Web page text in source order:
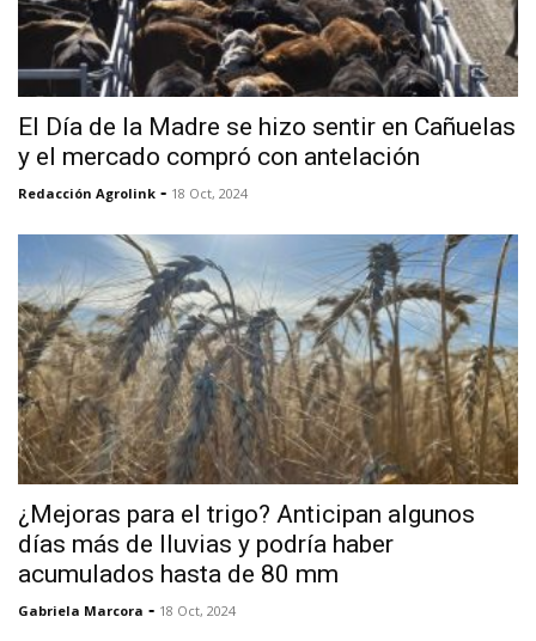
El Día de la Madre se hizo sentir en Cañuelas
y el mercado compró con antelación
Redacción Agrolink - 18 Oct, 2024
¿Mejoras para el trigo? Anticipan algunos
días más de lluvias y podría haber
acumulados hasta de 80 mm
Gabriela Marcora - 18 Oct, 2024